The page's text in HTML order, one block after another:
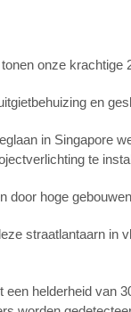
onze
en
in Singapore
te
door hoge gebouwen
straatlantaarn in
helderheid van